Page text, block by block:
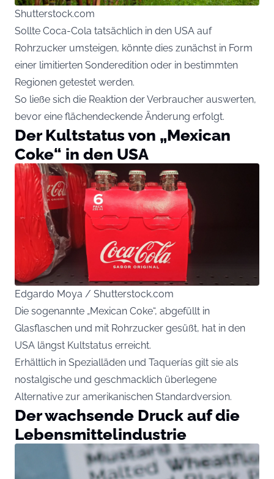
Shutterstock.com
Sollte Coca-Cola tatsächlich in den USA auf
Rohrzucker umsteigen, könnte dies zunächst in Form
einer limitierten Sonderedition oder in bestimmten
Regionen getestet werden.
So ließe sich die Reaktion der Verbraucher auswerten,
bevor eine flächendeckende Änderung erfolgt.
Der Kultstatus von „Mexican
Coke“ in den USA
Edgardo Moya / Shutterstock.com
Die sogenannte „Mexican Coke“, abgefüllt in
Glasflaschen und mit Rohrzucker gesüßt, hat in den
USA längst Kultstatus erreicht.
Erhältlich in Spezialläden und Taquerías gilt sie als
nostalgische und geschmacklich überlegene
Alternative zur amerikanischen Standardversion.
Der wachsende Druck auf die
Lebensmittelindustrie